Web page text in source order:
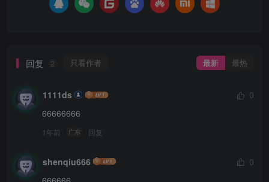
回复 2 只看作者 最新 最热
1111ds
0
66666666
1年前 广东 回复
shenqiu666
0